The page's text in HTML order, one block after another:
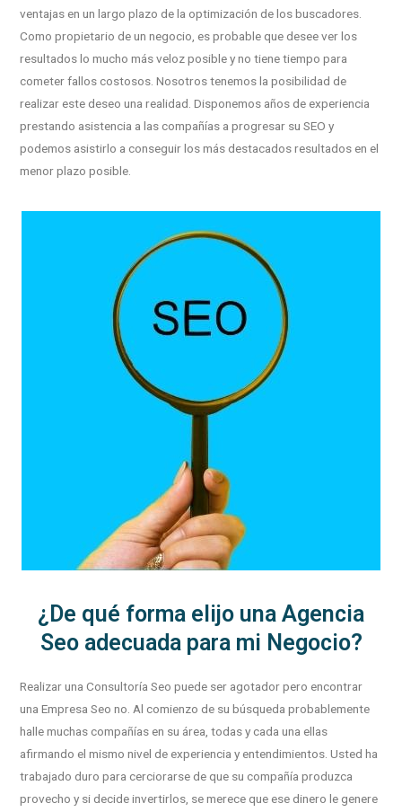
ventajas en un largo plazo de la optimización de los buscadores.
Como propietario de un negocio, es probable que desee ver los
resultados lo mucho más veloz posible y no tiene tiempo para
cometer fallos costosos. Nosotros tenemos la posibilidad de
realizar este deseo una realidad. Disponemos años de experiencia
prestando asistencia a las compañías a progresar su SEO y
podemos asistirlo a conseguir los más destacados resultados en el
menor plazo posible.
¿De qué forma elijo una Agencia
Seo adecuada para mi Negocio?
Realizar una Consultoría Seo puede ser agotador pero encontrar
una Empresa Seo no. Al comienzo de su búsqueda probablemente
halle muchas compañías en su área, todas y cada una ellas
afirmando el mismo nivel de experiencia y entendimientos. Usted ha
trabajado duro para cerciorarse de que su compañía produzca
provecho y si decide invertirlos, se merece que ese dinero le genere